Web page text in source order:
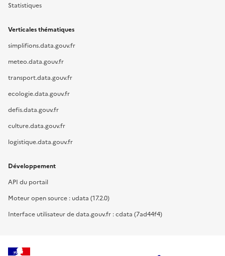
Statistiques
Verticales thématiques
simplifions.data.gouv.fr
meteo.data.gouv.fr
transport.data.gouv.fr
ecologie.data.gouv.fr
defis.data.gouv.fr
culture.data.gouv.fr
logistique.data.gouv.fr
Développement
API du portail
Moteur open source : udata (17.2.0)
Interface utilisateur de data.gouv.fr : cdata (7ad44f4)